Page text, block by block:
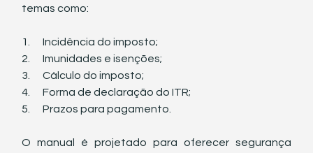
temas como:
1.      Incidência do imposto;
2.      Imunidades e isenções;
3.      Cálculo do imposto;
4.      Forma de declaração do ITR;
5.      Prazos para pagamento.
O manual é projetado para oferecer segurança